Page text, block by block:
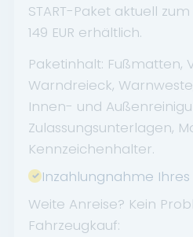
START-Paket aktuell
149 EUR erhältlich.
Paketinhalt: Fußmatten,
Warndreieck,
Innen- und
Zulassungsunterlagen,
Kennzeichenhalter.
Inzahlungnahme
Weite Anreise? Kein
Fahrzeugkauf: